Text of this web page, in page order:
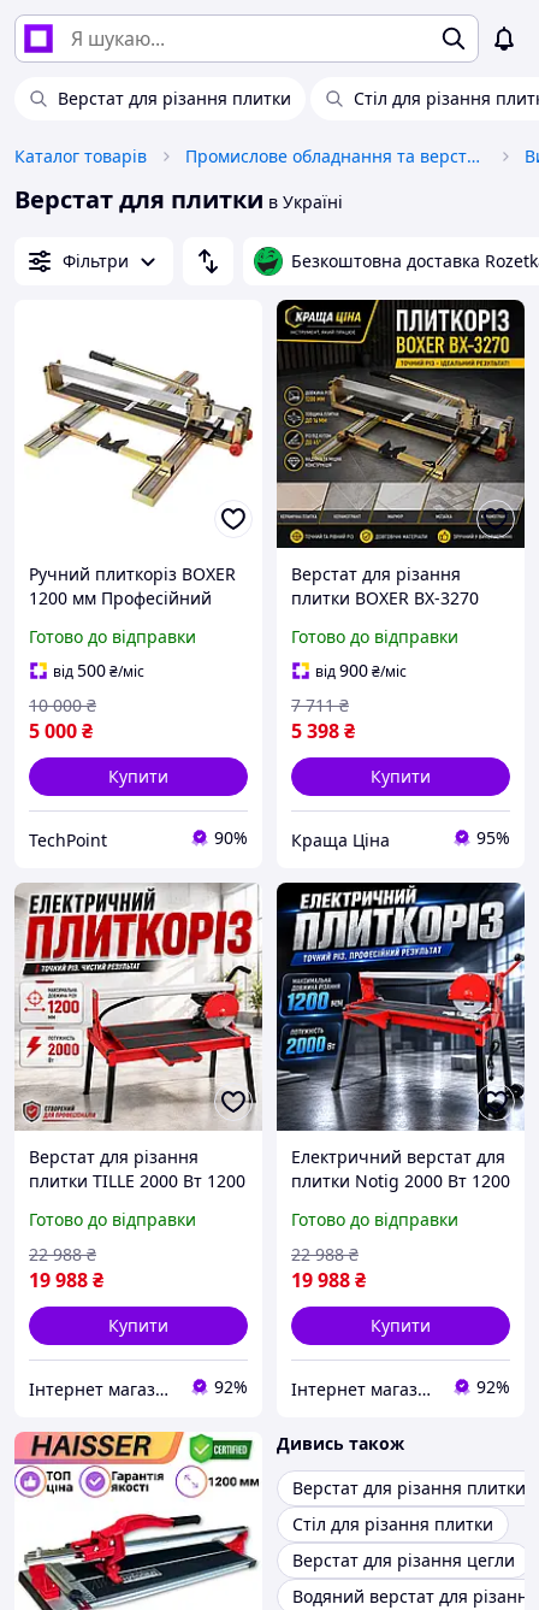
Верстат для різання плитки Стіл для різання
Каталог товарів Промислове обладнання та верстати
Верстат для плитки в Україні
Фільтри Безкоштовна доставка
Ручний плиткоріз BOXER
1200 мм Професійний
для плитки різання до 45°
Підлоговий інструмент
для керамограніту
Готово до відправки
від500₴/міс
5 000₴
10 000 ₴
Купити
TechPoint 90%
Верстат для різання
плитки BOXER BX-3270
мм, діагональний різ 45°
Готово до відправки
від900₴/міс
5 398₴
7 711 ₴
Купити
Краща Ціна 95%
Верстат для різання
плитки TILLE 2000 Вт 1200
для обробки мармуру
плиткоріз електричний з
кутом нахилу
Готово до відправки
19 988₴
22 988 ₴
Купити
Інтернет магазин ➤ Титан 92%
Електричний верстат для
плитки Notig 2000 Вт 1200
плиткоріз для різання
мармуру плиткоріз
стаціонарний
Готово до відправки
19 988₴
22 988 ₴
Купити
Інтернет магазин ➤ Титан 92%
Дивись також
Верстат для різання плитки
Стіл для різання плитки
Верстат для різання цегли
Водяний верстат для